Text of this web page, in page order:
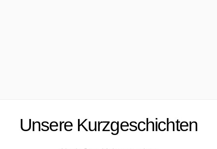
Unsere Kurzgeschichten